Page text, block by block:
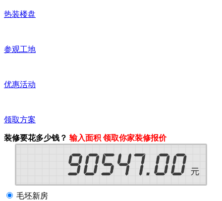
热装楼盘
参观工地
优惠活动
领取方案
装修要花多少钱？ 输入面积 领取你家装修报价
毛坯新房